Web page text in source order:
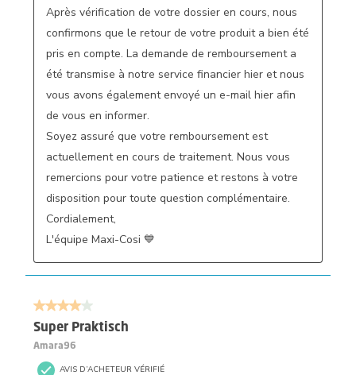
Après vérification de votre dossier en cours, nous
confirmons que le retour de votre produit a bien été
pris en compte. La demande de remboursement a
été transmise à notre service financier hier et nous
vous avons également envoyé un e-mail hier afin
de vous en informer.
Soyez assuré que votre remboursement est
actuellement en cours de traitement. Nous vous
remercions pour votre patience et restons à votre
disposition pour toute question complémentaire.
Cordialement,
L'équipe Maxi-Cosi 💙
4 sur 5 étoiles.
Super Praktisch
Amara96
AVIS D’ACHETEUR VÉRIFIÉ